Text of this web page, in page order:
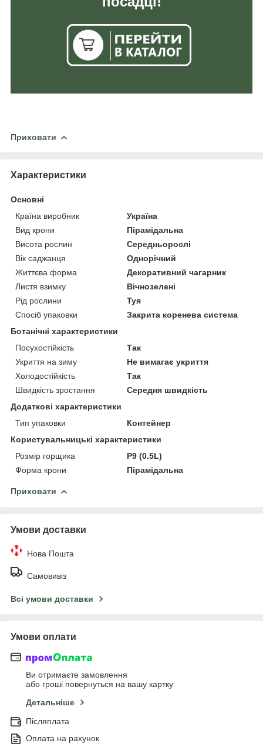
Приховати
Характеристики
Основні
Країна виробник
Україна
Вид крони
Пірамідальна
Висота рослин
Середньорослі
Вік саджанця
Однорічний
Життєва форма
Декоративний чагарник
Листя взимку
Вічнозелені
Рід рослини
Туя
Спосіб упаковки
Закрита коренева система
Ботанічні характеристики
Посухостійкість
Так
Укриття на зиму
Не вимагає укриття
Холодостійкість
Так
Швидкість зростання
Середня швидкість
Додаткові характеристики
Тип упаковки
Контейнер
Користувальницькі характеристики
Розмір горщика
P9 (0.5L)
Форма крони
Пірамідальна
Приховати
Умови доставки
Нова Пошта
Самовивіз
Всі умови доставки
Умови оплати
Ви отримаєте замовлення
або гроші повернуться на вашу картку
Детальніше
Післяплата
Оплата на рахунок